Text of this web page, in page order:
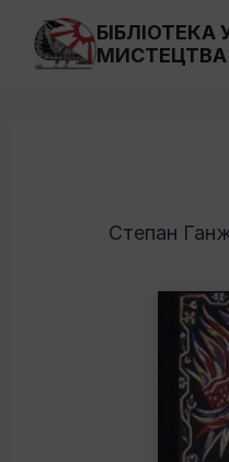
Перейти
вмісту
БІБЛІОТЕКА
МИСТЕЦТВА
Степан